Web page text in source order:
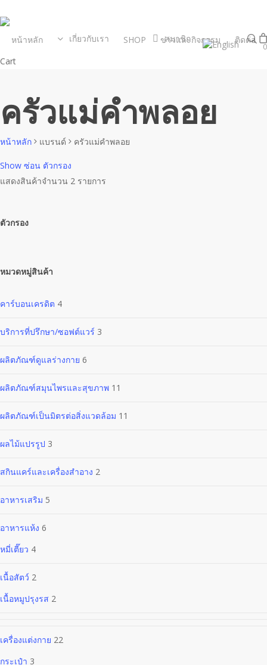
to
mainหน้าหลัก เกี่ยวกับเรา SHOP ข่าวและกิจกรรม ติดต่อ
สมาชิก
0
CartClose
ครัวแม่คำพลอย
หน้าหลัก แบรนด์ ครัวแม่คำพลอย
Show ซ่อน ตัวกรอง
แสดงสินค้าจำนวน 2 รายการ
ตัวกรอง
หมวดหมู่สินค้า
คาร์บอนเครดิต 4
บริการที่ปรึกษา/ซอฟต์แวร์ 3
ผลิตภัณฑ์ดูแลร่างกาย 6
ผลิตภัณฑ์สมุนไพรและสุขภาพ 11
ผลิตภัณฑ์เป็นมิตรต่อสิ่งแวดล้อม 11
ผลไม้แปรรูป 3
สกินแคร์และเครื่องสำอาง 2
อาหารเสริม 5
อาหารแห้ง 6
หมี่เตี๊ยว 4
เนื้อสัตว์ 2
เนื้อหมูปรุงรส 2
เครื่องแต่งกาย 22
กระเป๋า 3